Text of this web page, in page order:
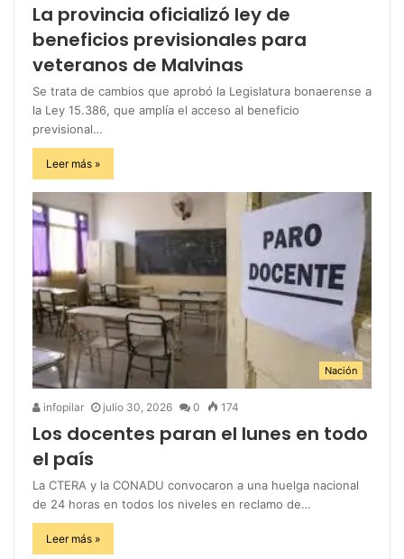
La provincia oficializó ley de
beneficios previsionales para
veteranos de Malvinas
Se trata de cambios que aprobó la Legislatura bonaerense a
la Ley 15.386, que amplía el acceso al beneficio
previsional…
Leer más »
Nación
infopilar julio 30, 2026 0 174
Los docentes paran el lunes en todo
el país
La CTERA y la CONADU convocaron a una huelga nacional
de 24 horas en todos los niveles en reclamo de…
Leer más »